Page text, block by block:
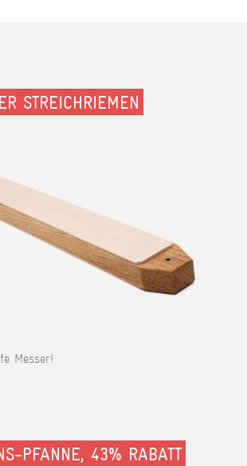
STREICHRIEMEN
Messer!
PFANNE, 43% RABATT